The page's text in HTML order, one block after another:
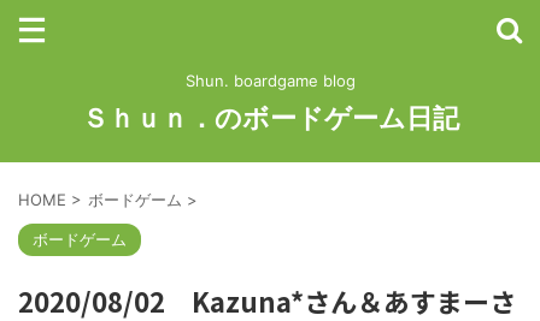
Shun. boardgame blog
Ｓｈｕｎ．のボードゲーム日記
HOME > ボードゲーム >
ボードゲーム
2020/08/02 Kazuna*さん＆あすまーさ